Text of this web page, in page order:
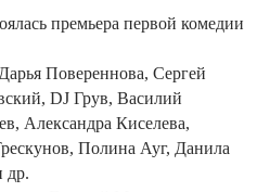
премьера первой комедии
Повереннова, Сергей
DJ Грув, Василий
Александра Киселева,
Полина Ауг, Данила
др.